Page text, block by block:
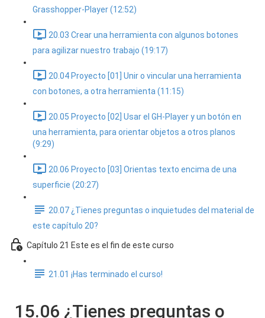
Grasshopper-Player (12:52)
20.03 Crear una herramienta con algunos botones
para agilizar nuestro trabajo (19:17)
20.04 Proyecto [01] Unir o vincular una herramienta
con botones, a otra herramienta (11:15)
20.05 Proyecto [02] Usar el GH-Player y un botón en
una herramienta, para orientar objetos a otros planos
(9:29)
20.06 Proyecto [03] Orientas texto encima de una
superficie (20:27)
20.07 ¿Tienes preguntas o inquietudes del material de
este capítulo 20?
Capítulo 21 Este es el fin de este curso
21.01 ¡Has terminado el curso!
15.06 ¿Tienes preguntas o